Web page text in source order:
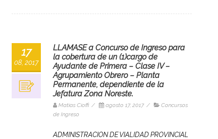
17
08, 2017
LLAMASE a Concurso de Ingreso para
la cobertura de un (1)cargo de
Ayudante de Primera – Clase IV –
Agrupamiento Obrero – Planta
Permanente, dependiente de la
Jefatura Zona Noreste.
Matias Cioffi / agosto 17, 2017 /
Concursos
de Ingreso
ADMINISTRACION DE VIALIDAD PROVINCIAL